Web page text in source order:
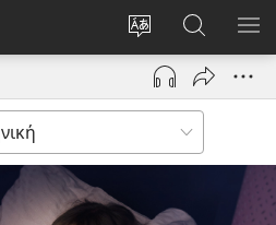
Αλλαγή
γλώσσας
ιστότοπου
Σύνδεση
(ανοίγει
παράθυρο)
στο
JW.ORG